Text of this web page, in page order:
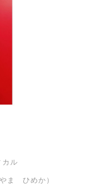
カル
ま ひめか）